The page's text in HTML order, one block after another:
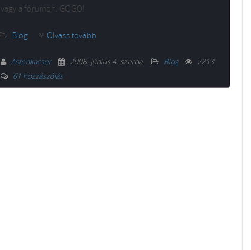
vagy a fórumon. GOGO!
Blog Olvass tovább
Astonkacser 2008. június 4. szerda. Blog
2213
61 hozzászólás